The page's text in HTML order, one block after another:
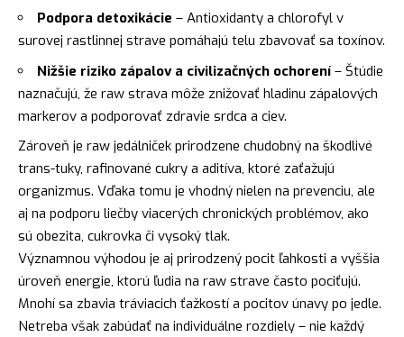
Podpora detoxikácie – Antioxidanty a chlorofyl v
surovej rastlinnej strave pomáhajú telu zbavovať sa toxínov.
Nižšie riziko zápalov a civilizačných ochorení– Štúdie
naznačujú, že raw strava môže znižovať hladinu zápalových
markerov a podporovať zdravie srdca a ciev.
Zároveň je raw jedálniček prirodzene chudobný na škodlivé
trans-tuky, rafinované cukry a aditíva, ktoré zaťažujú
organizmus. Vďaka tomu je vhodný nielen na prevenciu, ale
aj na podporu liečby viacerých chronických problémov, ako
sú obezita, cukrovka či vysoký tlak.
Významnou výhodou je aj prirodzený pocit ľahkosti a vyššia
úroveň energie, ktorú ľudia na raw strave často pociťujú.
Mnohí sa zbavia tráviacich ťažkostí a pocitov únavy po jedle.
Netreba však zabúdať na individuálne rozdiely – nie každý